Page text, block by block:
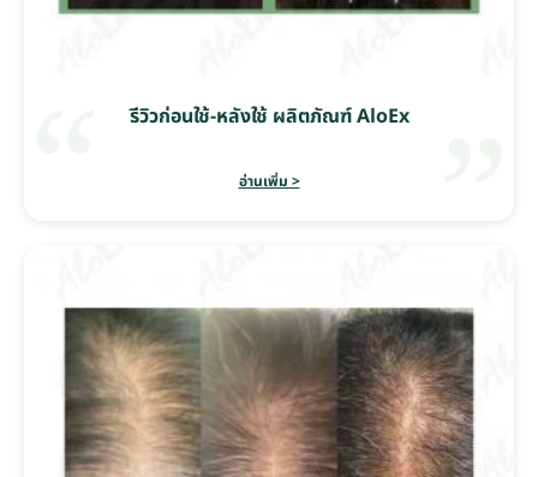
รีวิวก่อนใช้-หลังใช้ ผลิตภัณฑ์ AloEx
อ่านเพิ่ม >